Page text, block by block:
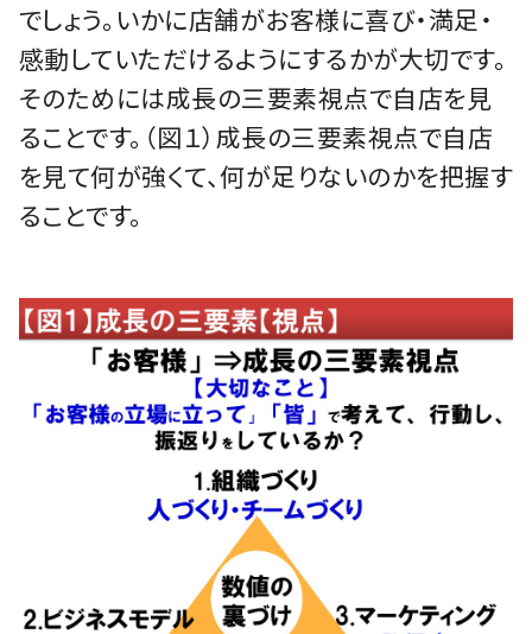
でしょう。いかに店舗がお客様に喜び・満足・
感動していただけるようにするかが大切です。
そのためには成長の三要素視点で自店を見
ることです。（図１）成長の三要素視点で自店
を見て何が強くて、何が足りないのかを把握す
ることです。